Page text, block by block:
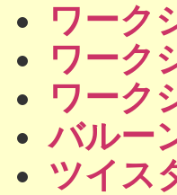
ワーク
ワーク
ワーク
バルー
ツイス